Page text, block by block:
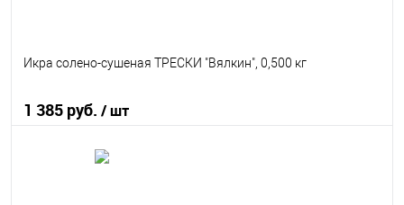
Икра солено-сушеная ТРЕСКИ "Вялкин", 0,500 кг
1 385 руб. / шт